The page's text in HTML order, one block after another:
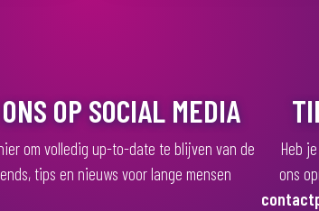
OP SOCIAL MEDIA
om volledig up-to-date te blijven van de
tips en nieuws voor lange mensen
Heb
ons